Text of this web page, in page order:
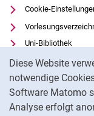
Diese Website
notwendige
Software Matomo
Analyse erfolgt
Cookie-
Uni-Bibliothek
Moodle
Panopto
Datenschutz
Barrierefreiheit